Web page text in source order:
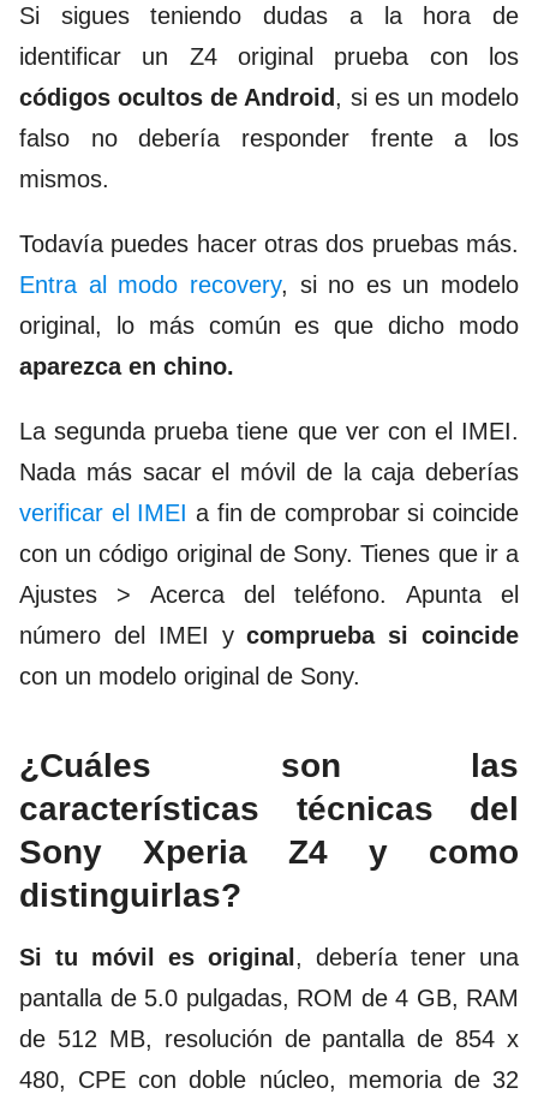
Si sigues teniendo dudas a la hora de
identificar un Z4 original prueba con los
códigos ocultos de Android , si es un modelo
falso no debería responder frente a los
mismos.
Todavía puedes hacer otras dos pruebas más.
Entra al modo recovery, si no es un modelo
original, lo más común es que dicho modo
aparezca en chino.
La segunda prueba tiene que ver con el IMEI.
Nada más sacar el móvil de la caja deberías
verificar el IMEI a fin de comprobar si coincide
con un código original de Sony. Tienes que ir a
Ajustes > Acerca del teléfono. Apunta el
número del IMEI ycomprueba si coincide
con un modelo original de Sony.
¿Cuáles son las
características técnicas del
Sony Xperia Z4 y como
distinguirlas?
Si tu móvil es original , debería tener una
pantalla de 5.0 pulgadas, ROM de 4 GB, RAM
de 512 MB, resolución de pantalla de 854 x
480, CPE con doble núcleo, memoria de 32